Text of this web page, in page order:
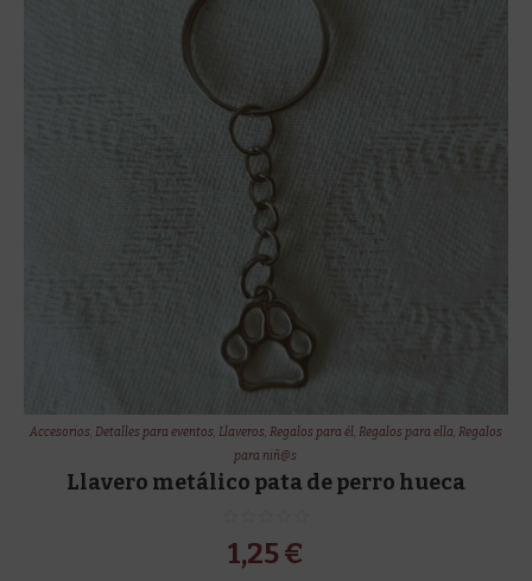
Accesorios, Detalles para eventos, Llaveros, Regalos para él, Regalos para ella, Regalos
para niñ@s
Llavero metálico pata de perro hueca
1,25€